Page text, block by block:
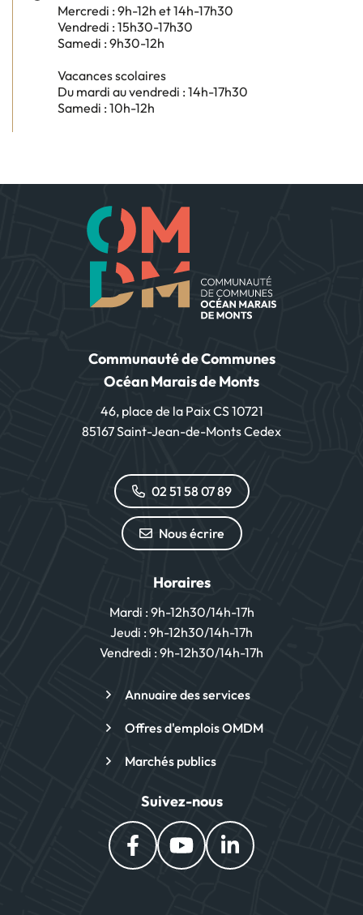
Mercredi : 9h-12h et 14h-17h30
Vendredi : 15h30-17h30
Samedi : 9h30-12h
Vacances scolaires
Du mardi au vendredi : 14h-17h30
Samedi : 10h-12h
Communauté de Communes
Océan Marais de Monts
46, place de la Paix CS 10721
85167 Saint-Jean-de-Monts Cedex
02 51 58 07 89
Nous écrire
Horaires
Mardi : 9h-12h30/14h-17h
Jeudi : 9h-12h30/14h-17h
Vendredi : 9h-12h30/14h-17h
Annuaire des services
Offres d'emplois OMDM
Marchés publics
Suivez-nous
Lien vers le compte Facebook
Lien vers la chaîne
Lien vers le